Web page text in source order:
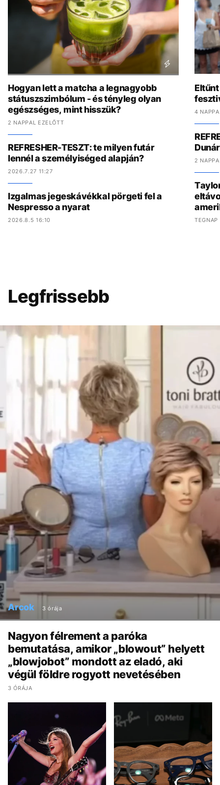
Hogyan lett a matcha a legnagyobb
státuszszimbólum - és tényleg olyan
egészséges, mint hisszük?
2 NAPPAL EZELŐTT
REFRESHER-TESZT: te milyen futár
lennél a személyiséged alapján?
2026.7.27 11:27
Izgalmas jegeskávékkal pörgeti fel a
Nespresso a nyarat
2026.8.5 16:10
4
2
Legfrissebb
Arcok 3 órája
Nagyon félrement a paróka
bemutatása, amikor „blowout” helyett
„blowjobot” mondott az eladó, aki
végül földre rogyott nevetésében
3 ÓRÁJA